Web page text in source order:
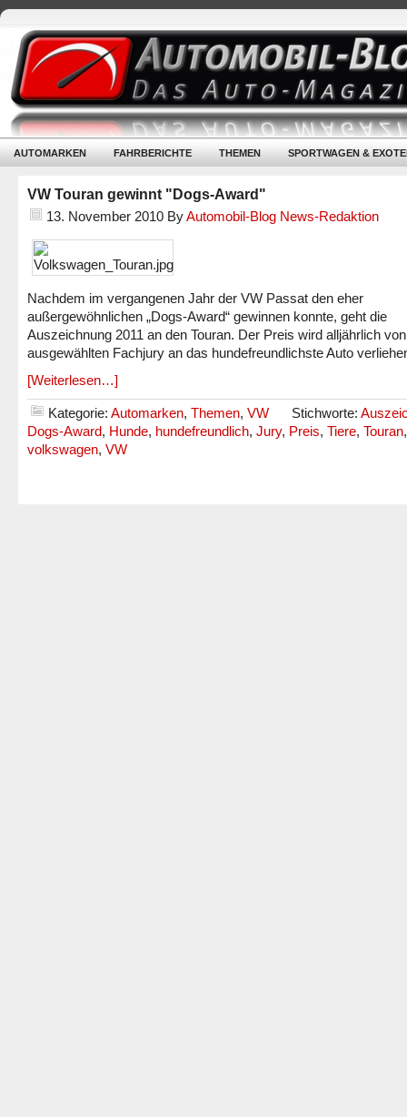
AUTOMARKEN FAHRBERICHTE THEMEN SPORTWAGEN &
VW Touran gewinnt "Dogs-Award"
13. November 2010 ByAutomobil-Blog News-Redaktion
Nachdem im vergangenen Jahr der VW Passat den eher
außergewöhnlichen „Dogs-Award“ gewinnen konnte, geht die
Auszeichnung 2011 an den Touran. Der Preis wird alljährlich
ausgewählten Fachjury an das hundefreundlichste Auto
[Weiterlesen…]
Kategorie: Automarken, Themen, VW Stichworte:
Dogs-Award, Hunde, hundefreundlich, Jury, Preis, Tiere, Touran,
volkswagen, VW